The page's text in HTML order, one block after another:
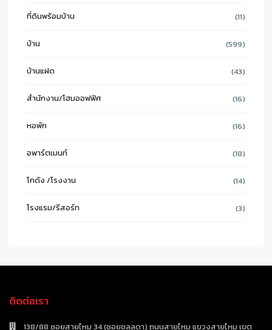
ที่ดินพร้อมบ้าน (11)
บ้าน (599)
บ้านแฝด (43)
สำนักงาน/โฮมออฟฟิศ (16)
หอพัก (16)
อพาร์ตเมนท์ (18)
โกดัง /โรงงาน (14)
โรงแรม/รีสอร์ท (3)
ติดต่อเรา
138/88 ซอยสายไหม 34 (ซอยชลลดา) ถนนสายไหม แขวงสายไหม เขต